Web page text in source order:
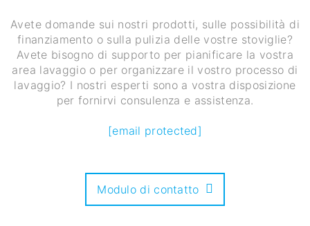
Avete domande sui nostri prodotti, sulle possibilità di
finanziamento o sulla pulizia delle vostre stoviglie?
Avete bisogno di supporto per pianificare la vostra
area lavaggio o per organizzare il vostro processo di
lavaggio? I nostri esperti sono a vostra disposizione
per fornirvi consulenza e assistenza.
[email protected]
Modulo di contatto